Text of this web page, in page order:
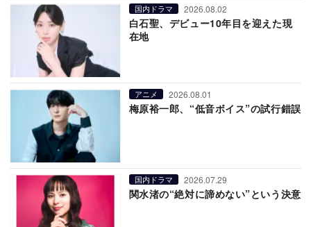
国内ドラマ 2026.08.02
白石聖、デビュー10年目を迎えた現
在地
アニメ 2026.08.01
梅原裕一郎、“低音ボイス”の試行錯誤
国内ドラマ 2026.07.29
関水渚の“絶対に諦めない”という決意